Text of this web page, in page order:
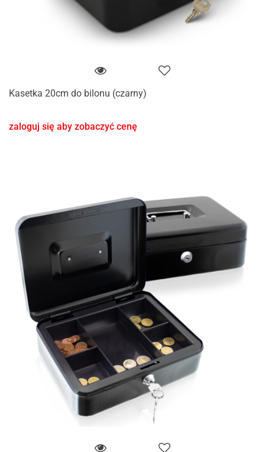
Kasetka 20cm do bilonu (czarny)
zaloguj się aby zobaczyć cenę